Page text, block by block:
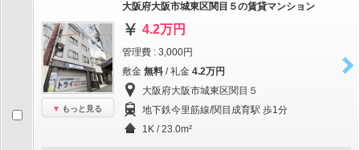
もっと見る
大阪府大阪市城東区関目５の賃貸マンション
4.2万円
管理費 : 3,000円
敷金 無料 / 礼金 4.2万円
大阪府大阪市城東区関目５
地下鉄今里筋線/関目成育駅 歩1分
1K / 23.0m²